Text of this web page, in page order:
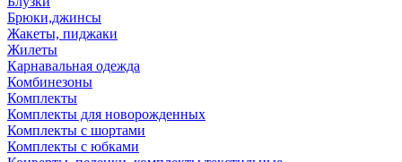
Брюки,джинсы
Жакеты, пиджаки
Жилеты
Карнавальная одежда
Комбинезоны
Комплекты
Комплекты для новорожденных
Комплекты с шортами
Комплекты с юбками